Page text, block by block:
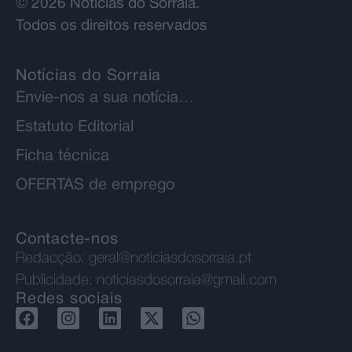
© 2026 Notícias do Sorraia.
Todos os direitos reservados
Notícias do Sorraia
Envie-nos a sua notícia…
Estatuto Editorial
Ficha técnica
OFERTAS de emprego
Contacte-nos
Redacção: geral@noticiasdosorraia.pt
Publicidade: noticiasdosorraia@gmail.com
Redes sociais